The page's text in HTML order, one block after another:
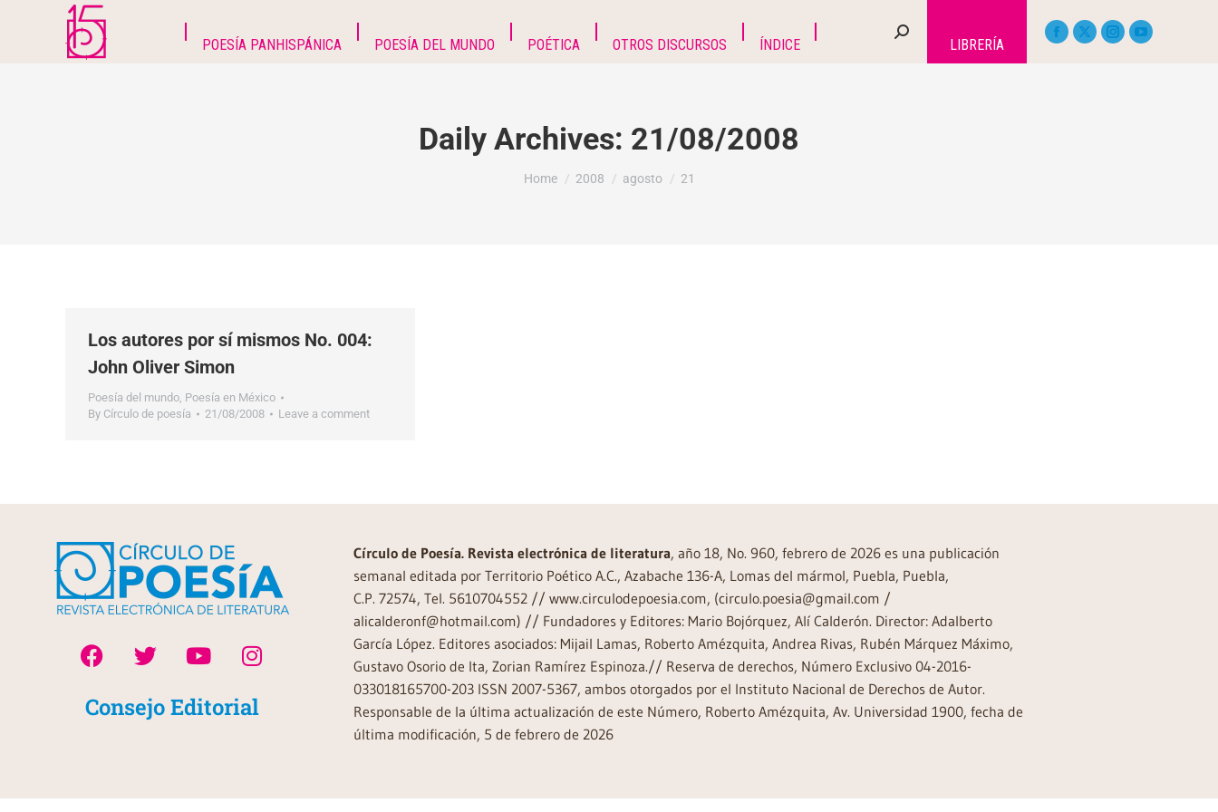
POESÍA PANHISPÁNICA POESÍA DEL MUNDO POÉTICA OTROS DISCURSOS ÍNDICE LIBRERÍA
Daily Archives: 21/08/2008
You are here:
Home 2008 agosto 21
Los autores por sí mismos No. 004:
John Oliver Simon
Poesía del mundo, Poesía en México
By Círculo de poesía 21/08/2008 Leave a comment
Consejo Editorial
Círculo de Poesía. Revista electrónica de literatura, año 18, No. 960, febrero de 2026 es una publicación
semanal editada por Territorio Poético A.C., Azabache 136-A, Lomas del mármol, Puebla, Puebla,
C.P. 72574, Tel. 5610704552 // www.circulodepoesia.com, (circulo.poesia@gmail.com /
alicalderonf@hotmail.com) // Fundadores y Editores: Mario Bojórquez, Alí Calderón. Director: Adalberto
García López. Editores asociados: Mijail Lamas, Roberto Amézquita, Andrea Rivas, Rubén Márquez Máximo,
Gustavo Osorio de Ita, Zorian Ramírez Espinoza.// Reserva de derechos, Número Exclusivo 04-2016-
033018165700-203 ISSN 2007-5367, ambos otorgados por el Instituto Nacional de Derechos de Autor.
Responsable de la última actualización de este Número, Roberto Amézquita, Av. Universidad 1900, fecha de
última modificación, 5 de febrero de 2026